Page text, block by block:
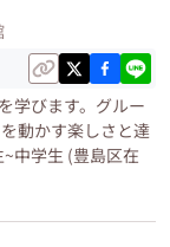
学びます。グルー
動かす楽しさと達
中学生 (豊島区在